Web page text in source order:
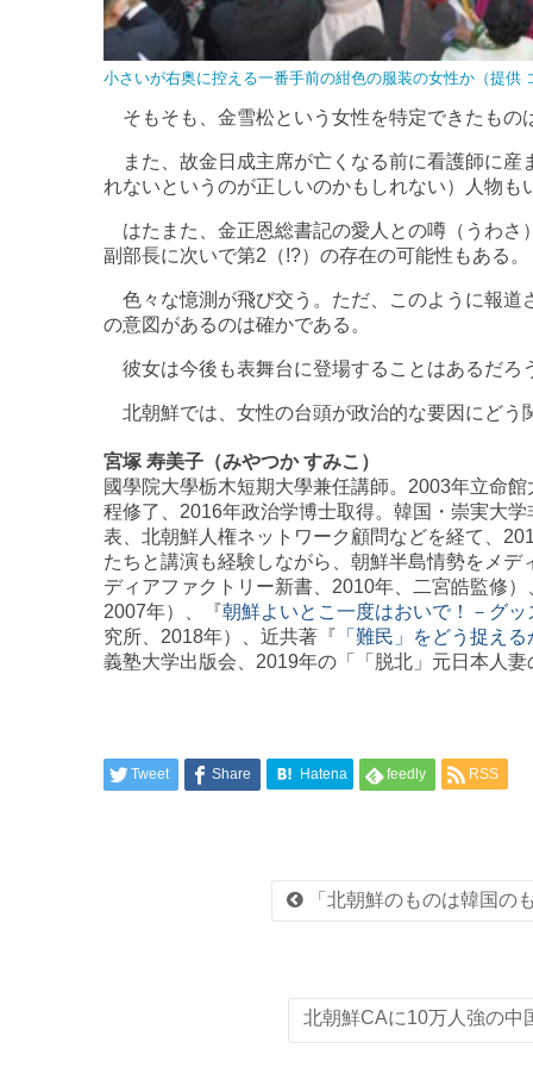
小さいが右奥に控える一番手前の紺色の服装の女性か（提供
そもそも、金雪松という女性を特定できたもの
また、故金日成主席が亡くなる前に看護師に産
れないというのが正しいのかもしれない）人物
はたまた、金正恩総書記の愛人との噂（うわさ
副部長に次いで第2（!?）の存在の可能性もある。
色々な憶測が飛び交う。ただ、このように報道
の意図があるのは確かである。
彼女は今後も表舞台に登場することはあるだろ
北朝鮮では、女性の台頭が政治的な要因にどう
宮塚 寿美子（みやつか すみこ）
國學院大學栃木短期大學兼任講師。2003年立命
程修了、2016年政治学博士取得。韓国・崇実大
表、北朝鮮人権ネットワーク顧問などを経て、
たちと講演も経験しながら、朝鮮半島情勢をメデ
ディアファクトリー新書、2010年、二宮皓監修）
2007年）、『朝鮮よいとこ一度はおいで！－グ
究所、2018年）、近共著『 「難民」をどう捉え
義塾大学出版会、2019年の「「脱北」元日本人
Tweet Share Hatena feedly RSS
「北朝鮮のものは韓国の
北朝鮮CAに10万人強の中